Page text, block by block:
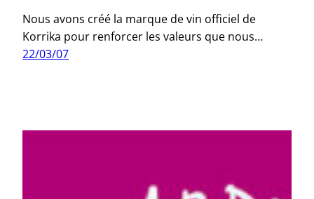
Nous avons créé la marque de vin officiel de
Korrika pour renforcer les valeurs que nous…
22/03/07